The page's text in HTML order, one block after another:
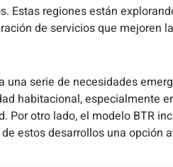
regiones están
de servicios que mejoren
serie de necesidades
habitacional, especialmente
otro lado, el modelo BTR
estos desarrollos una opción